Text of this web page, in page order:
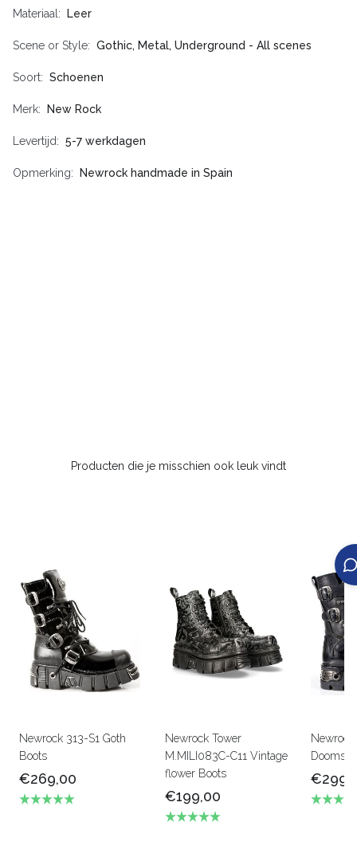
Materiaal Leer
Scene or Style Gothic, Metal, Underground - All scenes
Soort Schoenen
Merk New Rock
Levertijd 5-7 werkdagen
Opmerking Newrock handmade in Spain
Producten die je misschien ook leuk vindt
Newrock 313-S1 Goth
Boots
€269,00
Newrock Tower
M.MILI083C-C11 Vintage
flower Boots
€199,00